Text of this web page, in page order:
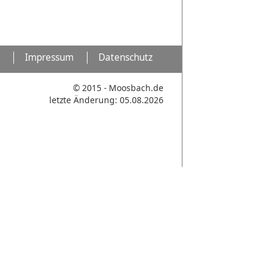
Impressum Datenschutz
© 2015 - Moosbach.de
letzte Änderung: 05.08.2026